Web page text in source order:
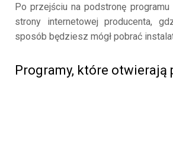
Po przejściu na podstronę
strony internetowej producenta,
sposób będziesz mógł pobrać
Programy, które otwierają